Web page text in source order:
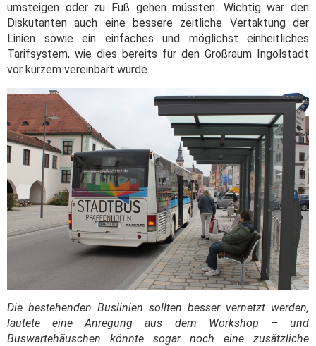
umsteigen oder zu Fuß gehen müssten. Wichtig war den
Diskutanten auch eine bessere zeitliche Vertaktung der
Linien sowie ein einfaches und möglichst einheitliches
Tarifsystem, wie dies bereits für den Großraum Ingolstadt
vor kurzem vereinbart wurde.
Die bestehenden Buslinien sollten besser vernetzt werden,
lautete eine Anregung aus dem Workshop – und
Buswartehäuschen könnte sogar noch eine zusätzliche